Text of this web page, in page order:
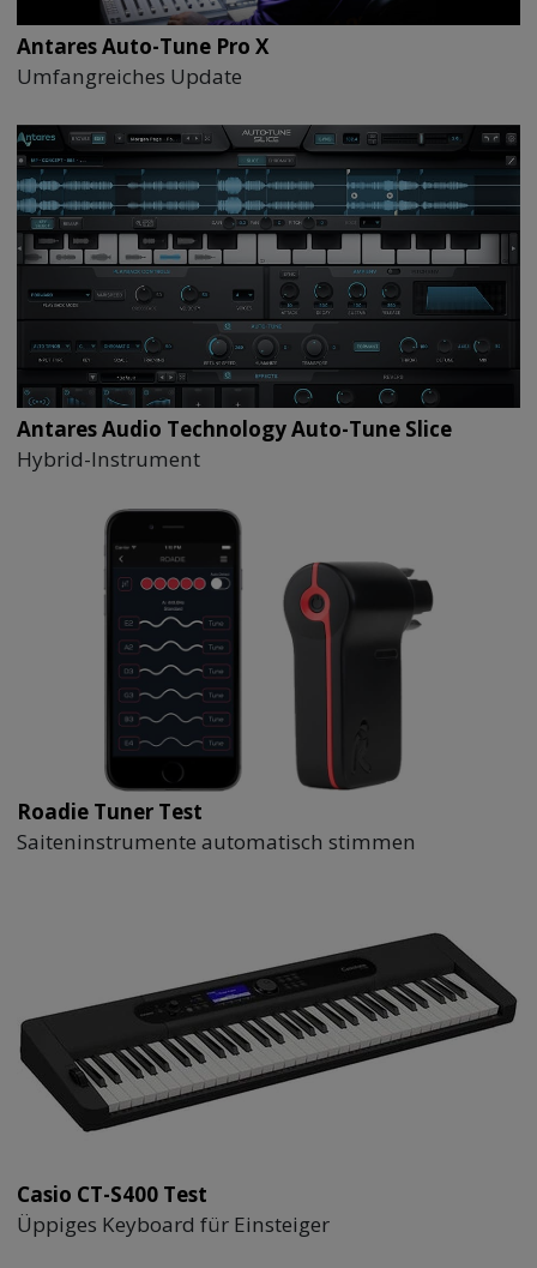
Antares Auto-Tune Pro X
Umfangreiches Update
Antares Audio Technology Auto-Tune Slice
Hybrid-Instrument
Roadie Tuner Test
Saiteninstrumente automatisch stimmen
Casio CT-S400 Test
Üppiges Keyboard für Einsteiger